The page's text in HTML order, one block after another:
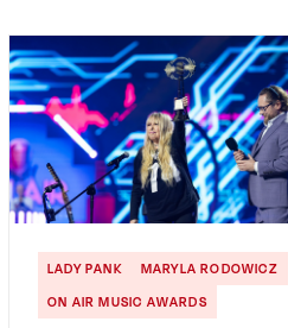
LADY PANK
MARYLA RODOWICZ
ON AIR MUSIC AWARDS